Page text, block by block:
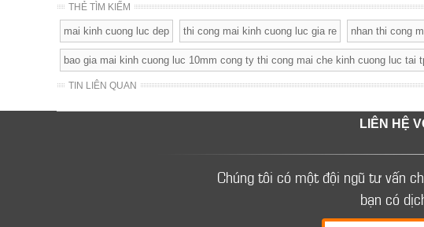
THẺ TÌM KIẾM
mai kinh cuong luc dep thi cong mai kinh cuong luc gia re nhan thi cong
bao gia mai kinh cuong luc 10mm cong ty thi cong mai che kinh cuong luc tai
TIN LIÊN QUAN
LIÊN HỆ
Chúng tôi có một đội ngũ tư vấn
bạn có